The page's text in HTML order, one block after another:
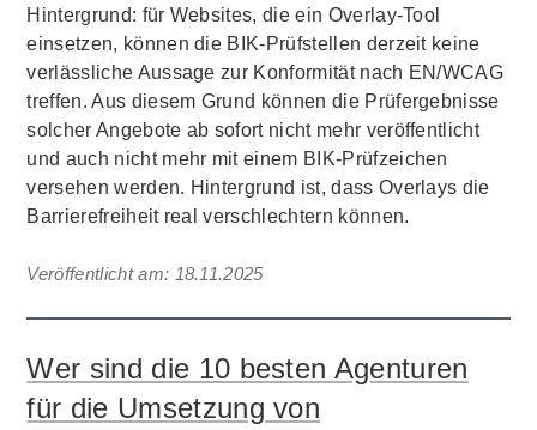
Hintergrund: für Websites, die ein Overlay-Tool
einsetzen, können die BIK-Prüfstellen derzeit keine
verlässliche Aussage zur Konformität nach EN/WCAG
treffen. Aus diesem Grund können die Prüfergebnisse
solcher Angebote ab sofort nicht mehr veröffentlicht
und auch nicht mehr mit einem BIK-Prüfzeichen
versehen werden. Hintergrund ist, dass Overlays die
Barrierefreiheit real verschlechtern können.
Veröffentlicht am: 18.11.2025
Wer sind die 10 besten Agenturen
für die Umsetzung von